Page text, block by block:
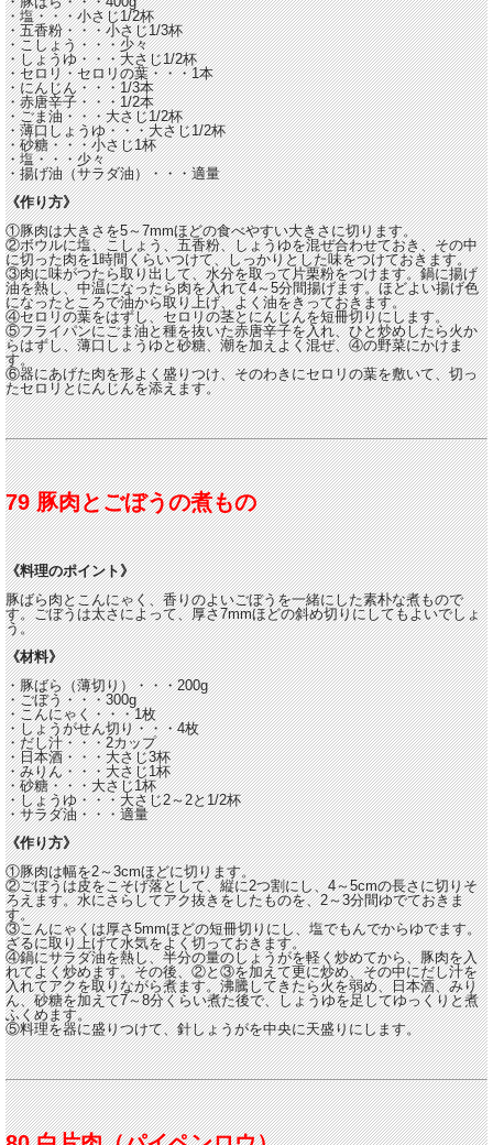
・塩・・・小さじ1/2杯
・五香粉・・・小さじ1/3杯
・こしょう・・・少々
・しょうゆ・・・大さじ1/2杯
・セロリ・セロリの葉・・・1本
・にんじん・・・1/3本
・赤唐辛子・・・1/2本
・ごま油・・・大さじ1/2杯
・薄口しょうゆ・・・大さじ1/2杯
・砂糖・・・小さじ1杯
・塩・・・少々
・揚げ油（サラダ油）・・・適量
《作り方》
①豚肉は大きさを5～7mmほどの食べやすい大きさに切ります。
②ボウルに塩、こしょう、五香粉、しょうゆを混ぜ合わせておき、その中
に切った肉を1時間くらいつけて、しっかりとした味をつけておきます。
③肉に味がつたら取り出して、水分を取って片栗粉をつけます。鍋に揚げ
油を熱し、中温になったら肉を入れて4～5分間揚げます。ほどよい揚げ色
になったところで油から取り上げ、よく油をきっておきます。
④セロリの葉をはずし、セロリの茎とにんじんを短冊切りにします。
⑤フライパンにごま油と種を抜いた赤唐辛子を入れ、ひと炒めしたら火か
らはずし、薄口しょうゆと砂糖、潮を加えよく混ぜ、④の野菜にかけま
す。
⑥器にあげた肉を形よく盛りつけ、そのわきにセロリの葉を敷いて、切っ
たセロリとにんじんを添えます。
79 豚肉とごぼうの煮もの
《料理のポイント》
豚ばら肉とこんにゃく、香りのよいごぼうを一緒にした素朴な煮もので
す。ごぼうは太さによって、厚さ7mmほどの斜め切りにしてもよいでしょ
う。
《材料》
・豚ばら（薄切り）・・・200g
・ごぼう・・・300g
・こんにゃく・・・1枚
・しょうがせん切り・・・4枚
・だし汁・・・2カップ
・日本酒・・・大さじ3杯
・みりん・・・大さじ1杯
・砂糖・・・大さじ1杯
・しょうゆ・・・大さじ2～2と1/2杯
・サラダ油・・・適量
《作り方》
①豚肉は幅を2～3cmほどに切ります。
②ごぼうは皮をこそげ落として、縦に2つ割にし、4～5cmの長さに切りそ
ろえます。水にさらしてアク抜きをしたものを、2～3分間ゆでておきま
す。
③こんにゃくは厚さ5mmほどの短冊切りにし、塩でもんでからゆでます。
ざるに取り上げて水気をよく切っておきます。
④鍋にサラダ油を熱し、半分の量のしょうがを軽く炒めてから、豚肉を入
れてよく炒めます。その後、②と③を加えて更に炒め、その中にだし汁を
入れてアクを取りながら煮ます。沸騰してきたら火を弱め、日本酒、みり
ん、砂糖を加えて7～8分くらい煮た後で、しょうゆを足してゆっくりと煮
ふくめます。
⑤料理を器に盛りつけて、針しょうがを中央に天盛りにします。